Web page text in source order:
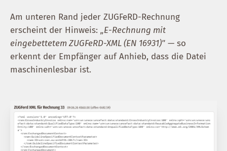
Am unteren Rand jeder ZUGFeRD-Rechnung
erscheint der Hinweis: „E-Rechnung mit
eingebettetem ZUGFeRD-XML (EN 16931)" — so
erkennt der Empfänger auf Anhieb, dass die Datei
maschinenlesbar ist.